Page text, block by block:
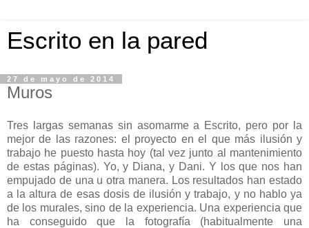
Escrito en la pared
27 de mayo de 2014
Muros
Tres largas semanas sin asomarme a Escrito, pero por la
mejor de las razones: el proyecto en el que más ilusión y
trabajo he puesto hasta hoy (tal vez junto al mantenimiento
de estas páginas). Yo, y Diana, y Dani. Y los que nos han
empujado de una u otra manera. Los resultados han estado
a la altura de esas dosis de ilusión y trabajo, y no hablo ya
de los murales, sino de la experiencia. Una experiencia que
ha conseguido que la fotografía (habitualmente una